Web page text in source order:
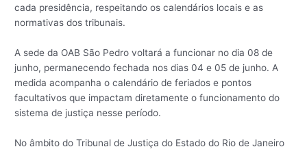
cada presidência, respeitando os calendários locais e as
normativas dos tribunais.
A sede da OAB São Pedro voltará a funcionar no dia 08 de
junho, permanecendo fechada nos dias 04 e 05 de junho. A
medida acompanha o calendário de feriados e pontos
facultativos que impactam diretamente o funcionamento do
sistema de justiça nesse período.
No âmbito do Tribunal de Justiça do Estado do Rio de Janeiro